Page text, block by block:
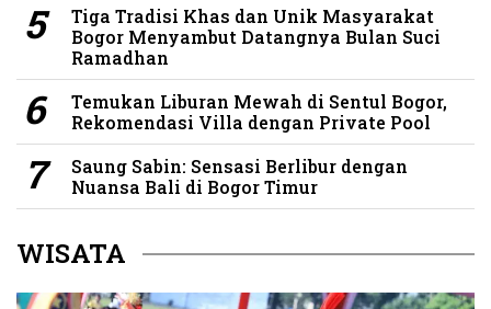
Tiga Tradisi Khas dan Unik Masyarakat
Bogor Menyambut Datangnya Bulan Suci
Ramadhan
Temukan Liburan Mewah di Sentul Bogor,
Rekomendasi Villa dengan Private Pool
Saung Sabin: Sensasi Berlibur dengan
Nuansa Bali di Bogor Timur
WISATA